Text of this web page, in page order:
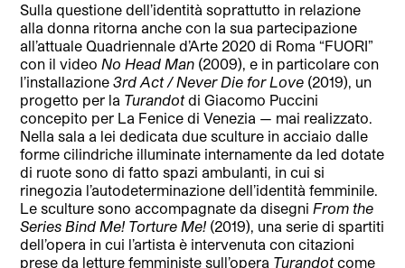
Sulla questione dell’identità soprattutto in relazione
alla donna ritorna anche con la sua partecipazione
all’attuale Quadriennale d’Arte 2020 di Roma “FUORI”
con il videoNo Head Man (2009), e in particolare con
l’installazione3rd Act / Never Die for Love (2019), un
progetto per la Turandotdi Giacomo Puccini
concepito per La Fenice di Venezia — mai realizzato.
Nella sala a lei dedicata due sculture in acciaio dalle
forme cilindriche illuminate internamente da led dotate
di ruote sono di fatto spazi ambulanti, in cui si
rinegozia l’autodeterminazione dell’identità femminile.
Le sculture sono accompagnate da disegniFrom the
Series Bind Me! Torture Me! (2019), una serie di spartiti
dell’opera in cui l’artista è intervenuta con citazioni
prese da letture femministe sull’opera Turandotcome